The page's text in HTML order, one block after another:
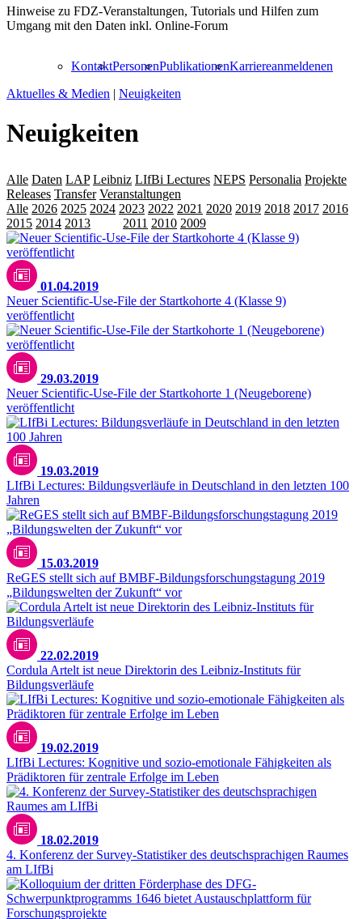
Hinweise zu FDZ-Veranstaltungen, Tutorials und Hilfen zum
Umgang mit den Daten inkl. Online-Forum
KontaktPersonenPublikationenKarriereanmeldenen
Aktuelles & Medien | Neuigkeiten
Neuigkeiten
Alle Daten LAP Leibniz LIfBi Lectures NEPS Personalia Projekte
Releases Transfer Veranstaltungen
Alle 2026 2025 2024 2023 2022 2021 2020 2019 2018 2017 2016
2015 2014 2013 2011 2010 2009
01.04.2019
Neuer Scientific-Use-File der Startkohorte 4 (Klasse 9)
veröffentlicht
29.03.2019
Neuer Scientific-Use-File der Startkohorte 1 (Neugeborene)
veröffentlicht
19.03.2019
LIfBi Lectures: Bildungsverläufe in Deutschland in den letzten 100
Jahren
15.03.2019
ReGES stellt sich auf BMBF-Bildungsforschungstagung 2019
„Bildungswelten der Zukunft“ vor
22.02.2019
Cordula Artelt ist neue Direktorin des Leibniz-Instituts für
Bildungsverläufe
19.02.2019
LIfBi Lectures: Kognitive und sozio-emotionale Fähigkeiten als
Prädiktoren für zentrale Erfolge im Leben
18.02.2019
4. Konferenz der Survey-Statistiker des deutschsprachigen Raumes
am LIfBi